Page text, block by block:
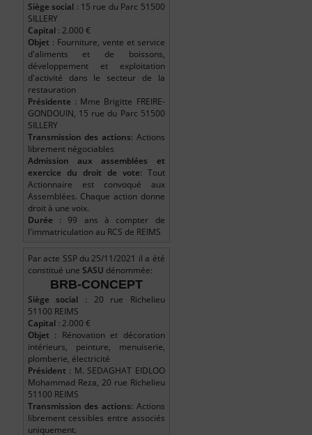
Siège social : 15 rue du Parc 51500
SILLERY
Capital: 2.000 €
Objet : Fourniture, vente et service
d'aliments et de boissons,
développement et exploitation
d'activité dans le secteur de la
restauration
Présidente : Mme Brigitte FREIRE-
GONDOUIN, 15 rue du Parc 51500
SILLERY
Transmission des actions: Actions
librement négociables
Admission aux assemblées et
exercice du droit de vote: Tout
Actionnaire est convoqué aux
Assemblées. Chaque action donne
droit à une voix.
Durée : 99 ans à compter de
l'immatriculation au RCS de REIMS
Par acte SSP du 25/11/2021 il a été
constitué une SASU dénommée:
BRB-CONCEPT
Siège social : 20 rue Richelieu
51100 REIMS
Capital: 2.000 €
Objet : Rénovation et décoration
intérieurs, peinture, menuiserie,
plomberie, électricité
Président : M. SEDAGHAT EIDLOO
Mohammad Reza, 20 rue Richelieu
51100 REIMS
Transmission des actions: Actions
librement cessibles entre associés
uniquement.